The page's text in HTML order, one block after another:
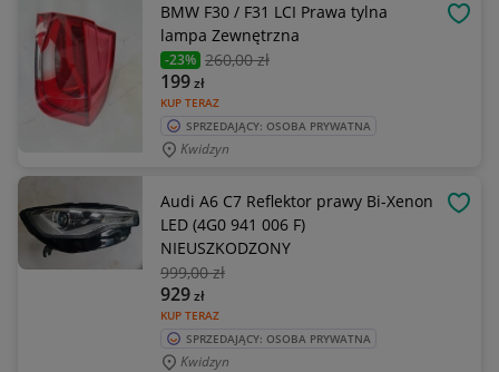
BMW F30 / F31 LCI Prawa tylna
lampa Zewnętrzna
-23% 260,00 zł
KUP TERAZ
199zł
SPRZEDAJĄCY: OSOBA PRYWATNA
Kwidzyn
Audi A6 C7 Reflektor prawy Bi-Xenon
LED (4G0 941 006 F)
NIEUSZKODZONY
999,00 zł
KUP TERAZ
929zł
SPRZEDAJĄCY: OSOBA PRYWATNA
Kwidzyn